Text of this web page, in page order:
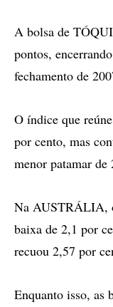
A bolsa de
pontos,
fechamento de
O índice que
por cento, mas
menor patamar
Na AUSTRÁLIA,
baixa de 2,1 por
recuou 2,57 por
Enquanto isso, as